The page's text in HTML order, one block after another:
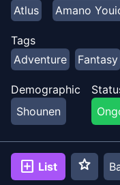
Atlus
Amano
Tags
Adventure
Fantasy
Demographic
Shounen
add_box List star